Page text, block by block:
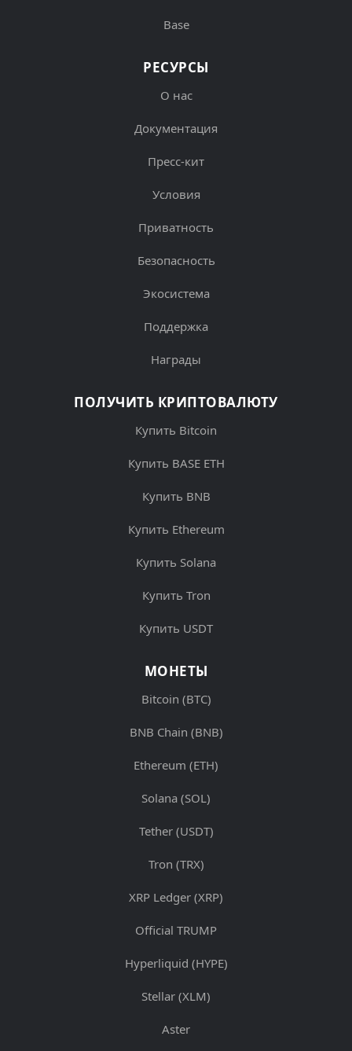
Base
РЕСУРСЫ
О нас
Документация
Пресс-кит
Условия
Приватность
Безопасность
Экосистема
Поддержка
Награды
ПОЛУЧИТЬ КРИПТОВАЛЮТУ
Купить Bitcoin
Купить BASE ETH
Купить BNB
Купить Ethereum
Купить Solana
Купить Tron
Купить USDT
МОНЕТЫ
Bitcoin (BTC)
BNB Chain (BNB)
Ethereum (ETH)
Solana (SOL)
Tether (USDT)
Tron (TRX)
XRP Ledger (XRP)
Official TRUMP
Hyperliquid (HYPE)
Stellar (XLM)
Aster